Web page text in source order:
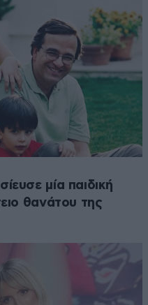
μία παιδική
θανάτου της